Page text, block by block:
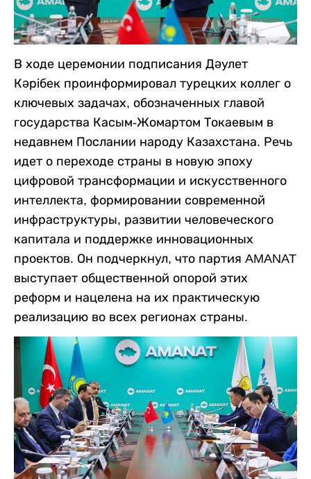
В ходе церемонии подписания Дәулет
Кәрібек проинформировал турецких коллег о
ключевых задачах, обозначенных главой
государства Касым-Жомартом Токаевым в
недавнем Послании народу Казахстана. Речь
идет о переходе страны в новую эпоху
цифровой трансформации и искусственного
интеллекта, формировании современной
инфраструктуры, развитии человеческого
капитала и поддержке инновационных
проектов. Он подчеркнул, что партия AMANAT
выступает общественной опорой этих
реформ и нацелена на их практическую
реализацию во всех регионах страны.